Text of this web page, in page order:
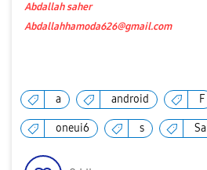
Abdallah saher
Abdallahhamoda626@gmail.com
a android F
oneui6 s